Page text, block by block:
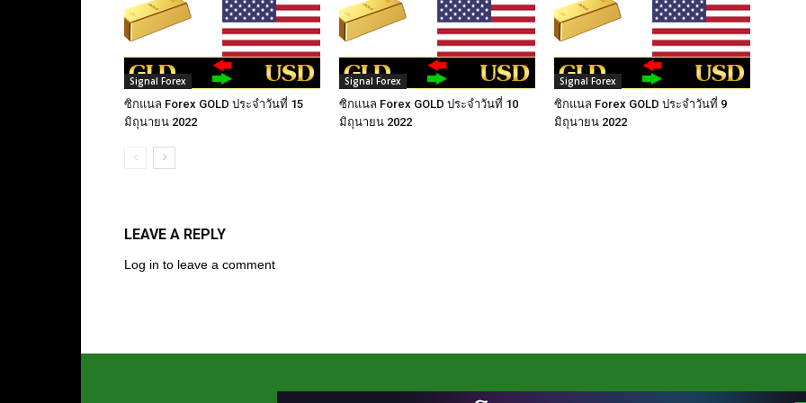
Signal Forex
ซิกแนล Forex GOLD ประจำวันที่ 15
มิถุนายน 2022
Signal Forex
ซิกแนล Forex GOLD ประจำวันที่ 10
มิถุนายน 2022
Signal Forex
ซิกแนล Forex GOLD ประจำวันที่ 9
มิถุนายน 2022
LEAVE A REPLY
Log in to leave a comment